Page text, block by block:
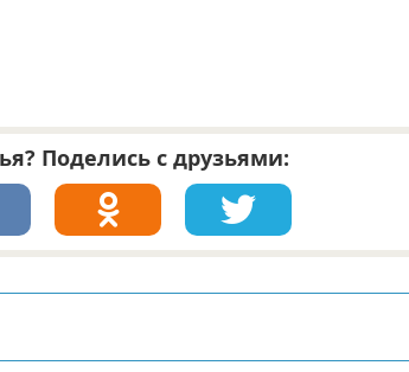
Поделись с друзьями: